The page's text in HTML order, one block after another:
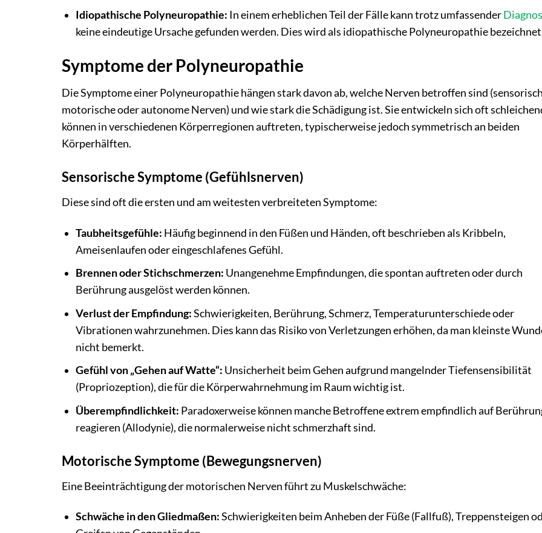
Idiopathische Polyneuropathie: In einem erheblichen Teil der Fälle kann trotz umfassender
keine eindeutige Ursache gefunden werden. Dies wird als idiopathische Polyneuropathie
Symptome der Polyneuropathie
Die Symptome einer Polyneuropathie hängen stark davon ab, welche Nerven betroffen sind
motorische oder autonome Nerven) und wie stark die Schädigung ist. Sie entwickeln sich oft
können in verschiedenen Körperregionen auftreten, typischerweise jedoch symmetrisch an beiden
Körperhälften.
Sensorische Symptome (Gefühlsnerven)
Diese sind oft die ersten und am weitesten verbreiteten Symptome:
Taubheitsgefühle: Häufig beginnend in den Füßen und Händen, oft beschrieben als Kribbeln,
Ameisenlaufen oder eingeschlafenes Gefühl.
Brennen oder Stichschmerzen: Unangenehme Empfindungen, die spontan auftreten oder durch
Berührung ausgelöst werden können.
Verlust der Empfindung:Schwierigkeiten, Berührung, Schmerz, Temperaturunterschiede oder
Vibrationen wahrzunehmen. Dies kann das Risiko von Verletzungen erhöhen, da man kleinste
nicht bemerkt.
Gefühl von „Gehen auf Watte“: Unsicherheit beim Gehen aufgrund mangelnder Tiefensensibilität
(Propriozeption), die für die Körperwahrnehmung im Raum wichtig ist.
Überempfindlichkeit: Paradoxerweise können manche Betroffene extrem empfindlich auf
reagieren (Allodynie), die normalerweise nicht schmerzhaft sind.
Motorische Symptome (Bewegungsnerven)
Eine Beeinträchtigung der motorischen Nerven führt zu Muskelschwäche:
Schwäche in den Gliedmaßen:Schwierigkeiten beim Anheben der Füße (Fallfuß), Treppensteigen